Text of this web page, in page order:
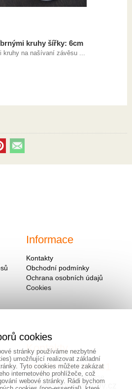
kruhy šířky: 6cm
kruhy na našívaní závěsu ...
Informace
Kontakty
Obchodní podmínky
Ochrana osobních údajů
Cookies
Kontakty
00420/ 604743 381
alebo na mailovej adrese
info@hotovezaclony.cz
cookies
stránky používáme nezbytné
umožňující realizovat základní
Tyto cookies můžete zakázat
internetového prohlížeče, což
webové stránky. Rádi bychom